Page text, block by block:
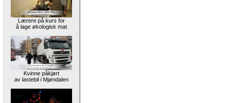
Lærere på kurs for
å lage økologisk mat
Kvinne påkjørt
av lastebil i Mjøndalen